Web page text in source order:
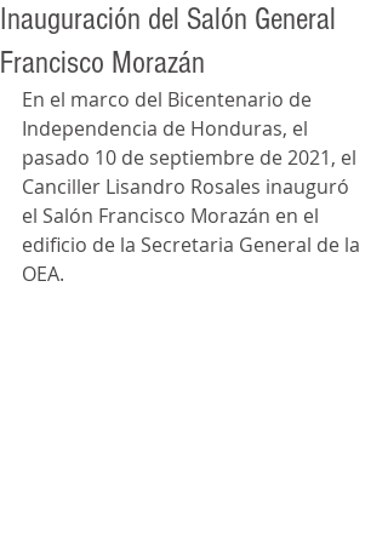
Inauguración del Salón General
Francisco Morazán
En el marco del Bicentenario de
Independencia de Honduras, el
pasado 10 de septiembre de 2021, el
Canciller Lisandro Rosales inauguró
el Salón Francisco Morazán en el
edificio de la Secretaria General de la
OEA.